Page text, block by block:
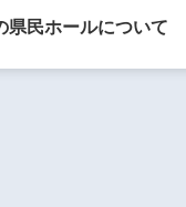
県民ホールについて